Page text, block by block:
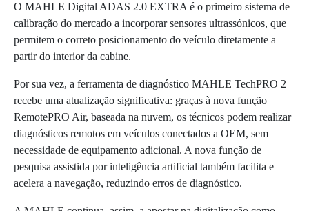
O MAHLE Digital ADAS 2.0 EXTRA é o primeiro sistema de
calibração do mercado a incorporar sensores ultrassónicos, que
permitem o correto posicionamento do veículo diretamente a
partir do interior da cabine.
Por sua vez, a ferramenta de diagnóstico MAHLE TechPRO 2
recebe uma atualização significativa: graças à nova função
RemotePRO Air, baseada na nuvem, os técnicos podem realizar
diagnósticos remotos em veículos conectados a OEM, sem
necessidade de equipamento adicional. A nova função de
pesquisa assistida por inteligência artificial também facilita e
acelera a navegação, reduzindo erros de diagnóstico.